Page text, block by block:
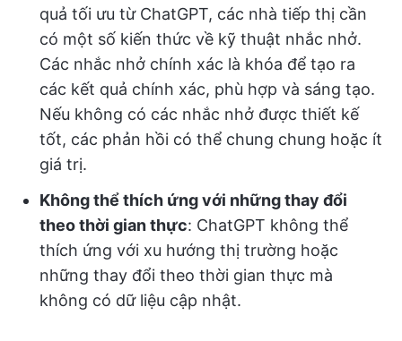
quả tối ưu từ ChatGPT, các nhà tiếp thị cần
có một số kiến thức về kỹ thuật nhắc nhở.
Các nhắc nhở chính xác là khóa để tạo ra
các kết quả chính xác, phù hợp và sáng tạo.
Nếu không có các nhắc nhở được thiết kế
tốt, các phản hồi có thể chung chung hoặc ít
giá trị.
Không thể thích ứng với những thay đổi
theo thời gian thực: ChatGPT không thể
thích ứng với xu hướng thị trường hoặc
những thay đổi theo thời gian thực mà
không có dữ liệu cập nhật.